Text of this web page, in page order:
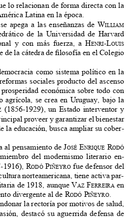
lo relacionan de forma directa con la
Latina en la época.
apega a las enseñanzas deWilliaM
de la Universidad de Harvard
y con más fuerza, ahenri-louiS
de la cátedra de ﬁlosofía en el Colegio
como sistema político en la
sociales producto del ascenso
económica sobre todo con
agrícola, se crea en Uruguay, bajo la
(1856-1929), un Estado interventor y
proveer y garantizar el bienestar
la educación, busca ampliar su cober-
al pensamiento deJoSé enrique rodó
del modernismo literario en-
1916), rodó piñeyrofue defensor del
norteamericana, tiene activa par-
de 1918, aunqueVaz Ferreiraen
divergente al de rodó piñeyro.
la rectoría por motivos de salud,
destacó su aguerrida defensa de